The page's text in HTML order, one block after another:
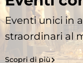
Eventi unici in
straordinari al
Scopri di più